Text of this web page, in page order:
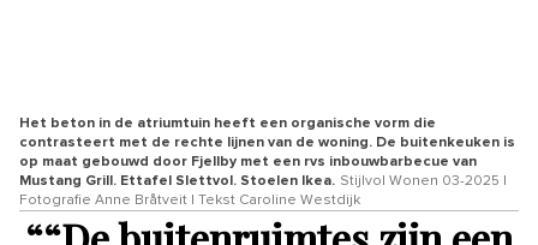
Het beton in de atriumtuin heeft een organische vorm die
contrasteert met de rechte lijnen van de woning. De buitenkeuken is
op maat gebouwd door Fjellby met een rvs inbouwbarbecue van
Mustang Grill. Ettafel Slettvol. Stoelen Ikea. Stijlvol Wonen 03-2025 |
Fotografie Anne Bråtveit | Tekst Caroline Westdijk